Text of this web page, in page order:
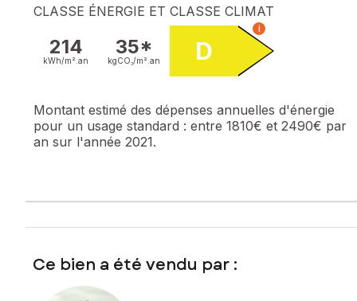
CLASSE ÉNERGIE ET CLASSE CLIMAT
214
kWh/m². an
35*
kgCO₂/m². an D
i
Montant estimé des dépenses annuelles d'énergie
pour un usage standard : entre 1810€ et 2490€ par
an sur l'année 2021.
Ce bien a été vendu par :